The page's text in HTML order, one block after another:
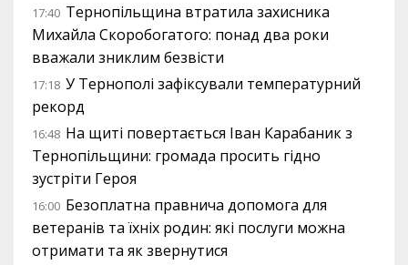
17:40 Тернопільщина втратила захисника
Михайла Скоробогатого: понад два роки
вважали зниклим безвісти
17:18 У Тернополі зафіксували температурний
рекорд
16:48 На щиті повертається Іван Карабаник з
Тернопільщини: громада просить гідно
зустріти Героя
16:00 Безоплатна правнича допомога для
ветеранів та їхніх родин: які послуги можна
отримати та як звернутися